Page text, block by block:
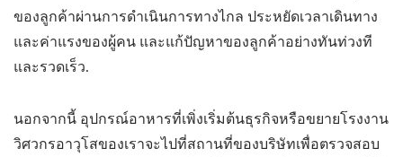
ของลูกค้าผ่านการดำเนินการทางไกล ประหยัดเวลาเดินทาง
และค่าแรงของผู้คน และแก้ปัญหาของลูกค้าอย่างทันท่วงที
และรวดเร็ว.
นอกจากนี้ อุปกรณ์อาหารที่เพิ่งเริ่มต้นธุรกิจหรือขยายโรงงาน
วิศวกรอาวุโสของเราจะไปที่สถานที่ของบริษัทเพื่อตรวจสอบ